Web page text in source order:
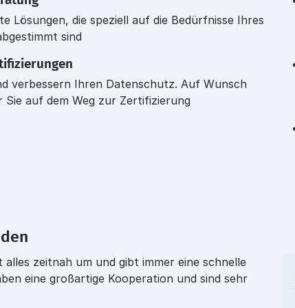
Lösungen, die speziell auf die Bedürfnisse Ihres
sind
verbessern Ihren Datenschutz. Auf Wunsch
auf dem Weg zur Zertifizierung
zeitnah um und gibt immer eine schnelle
eine großartige Kooperation und sind sehr